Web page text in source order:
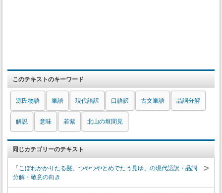
このテキストのキーワード
源氏物語 単語 現代語訳 口語訳 古文単語 品詞分解
解説 意味 若紫 北山の垣間見
同じカテゴリーのテキスト
「こぼれかかりたる髪、つやつやとめでたう見ゆ」の現代語訳・品詞
分解・敬意の向き
>